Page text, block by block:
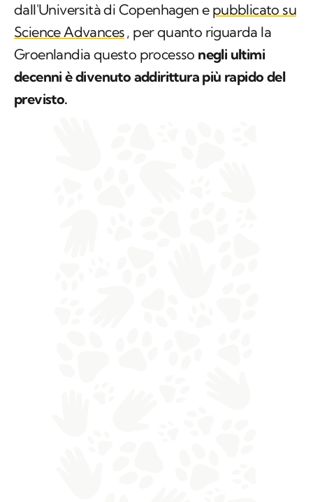
dall'Università di Copenhagen e pubblicato su
Science Advances, per quanto riguarda la
Groenlandia questo processo negli ultimi
decenni è divenuto addirittura più rapido del
previsto.